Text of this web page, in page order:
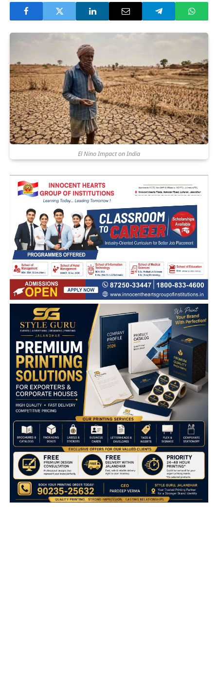
El Nino Impact on India